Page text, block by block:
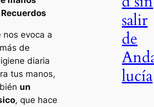
nos evoca a
de
diaria
tus manos,
un
, que hace
salir
de
lucía